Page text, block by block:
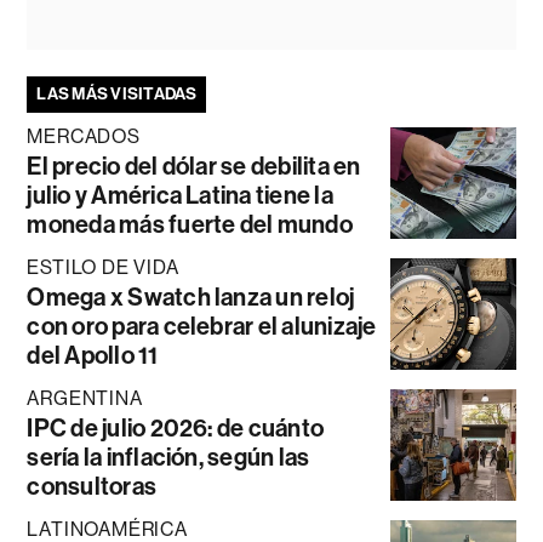
LAS MÁS VISITADAS
MERCADOS
El precio del dólar se debilita en
julio y América Latina tiene la
moneda más fuerte del mundo
ESTILO DE VIDA
Omega x Swatch lanza un reloj
con oro para celebrar el alunizaje
del Apollo 11
ARGENTINA
IPC de julio 2026: de cuánto
sería la inflación, según las
consultoras
LATINOAMÉRICA